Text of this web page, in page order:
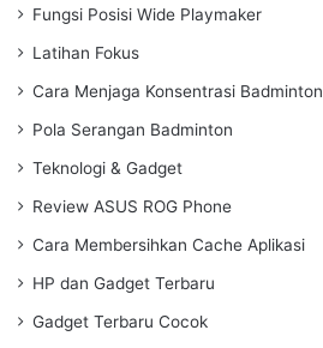
Fungsi Posisi Wide Playmaker
Latihan Fokus
Cara Menjaga Konsentrasi Badminton
Pola Serangan Badminton
Teknologi & Gadget
Review ASUS ROG Phone
Cara Membersihkan Cache Aplikasi
HP dan Gadget Terbaru
Gadget Terbaru Cocok